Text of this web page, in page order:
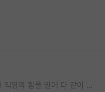
후배들의 진로 선택과 균형된 정보 획득을 위해 익명의 힘을 빌어 다 같이 연봉 공개 타임 한번 갖는 것 어때요?